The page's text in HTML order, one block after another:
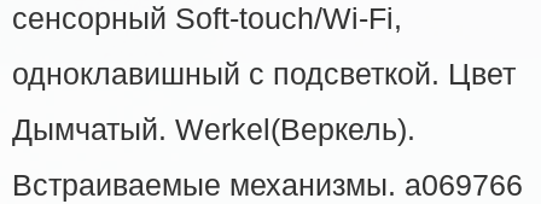
сенсорный Soft-touch/Wi-Fi,
одноклавишный с подсветкой. Цвет
Дымчатый. Werkel(Веркель).
Встраиваемые механизмы. a069766